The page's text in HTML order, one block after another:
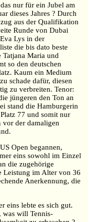
nur für ein Jubel am
dieses Jahres ? Durch
aus der Qualifikation
Runde von Dubai
Lys in der
die bis dato beste
Tatjana Maria und
so den deutschen
Kaum ein Medium
schade dafür, diesen
zu verbreiten. Tenor:
jüngeren den Ton an
stand die Hamburgerin
77 und somit nur
vor der damaligen
Open begannen,
eins sowohl im Einzel
die zugehörige
Leistung im Alter von 36
Anerkennung, die
eins lebte es sich gut.
was will Tennis-